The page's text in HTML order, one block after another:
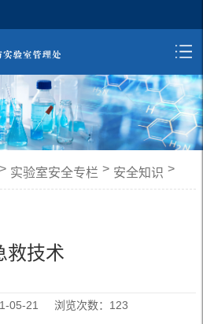
> 实验室安全专栏 > 安全知识 >
救技术
05-21 浏览次数： 123